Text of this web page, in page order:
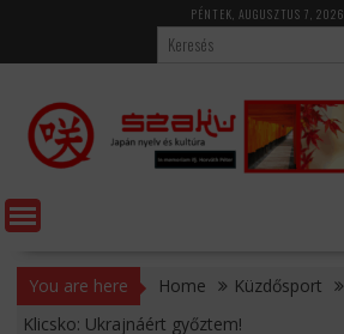
content
PÉNTEK, AUGUSZTUS 7, 2026
You are here Home
Küzdősport
Klicsko: Ukrajnáért győztem!